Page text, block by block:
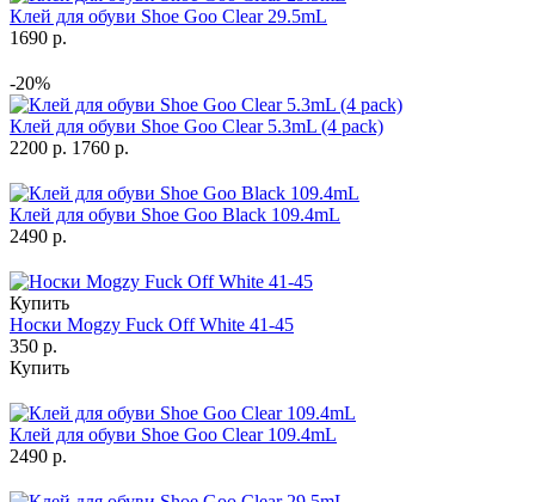
Клей для обуви Shoe Goo Clear 29.5mL
1690 р.
-20%
Клей для обуви Shoe Goo Clear 5.3mL (4 pack)
2200 р. 1760 р.
Клей для обуви Shoe Goo Black 109.4mL
2490 р.
Купить
Носки Mogzy Fuck Off White 41-45
350 р.
Купить
Клей для обуви Shoe Goo Clear 109.4mL
2490 р.